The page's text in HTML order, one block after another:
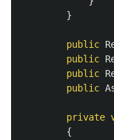
}
public
public
public
public
private
{